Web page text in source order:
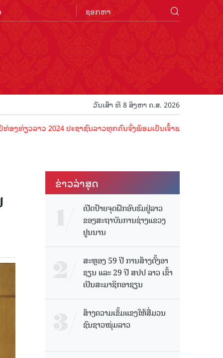
ວັນເສົາ ທີ 8 ສິງຫາ ຄ.ສ. 2026
ລາວ 2024 ປະຊາຊົນລາວທຸກຄົນຈົ່ງພ້ອມເປັນເຈົ້າພາບທີ່ດີ ຕ້ອນຮັບນັກທ່
ຂ່າວ​ລ່າ​ສຸດ
ເປີດປ້າຍຈຸດຝຶກອົບຮົມຢູ່ລາວ
ຂອງສະຖາບັນການຊ່າງແຂວງ
ຢູນນານ
ສະຫຼອງ 59 ປີ ການສ້າງຕັ້ງອາ
ຊຽນ ແລະ 29 ປີ ສປປ ລາວ ເຂົ້າ
ເປັນສະມາຊິກອາຊຽນ
ສ້າງຄວາມເຂັ້ມແຂງໃຫ້ສື່ມວນ
ຊົນຊາວໜຸ່ມລາວ